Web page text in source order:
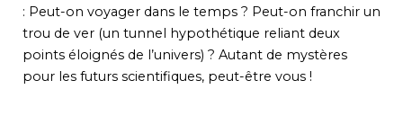
: Peut-on voyager dans le temps ? Peut-on franchir un
trou de ver (un tunnel hypothétique reliant deux
points éloignés de l’univers) ? Autant de mystères
pour les futurs scientifiques, peut-être vous !